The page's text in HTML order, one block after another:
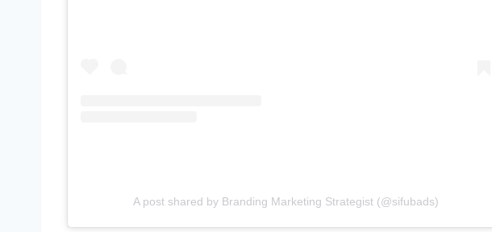
A post shared by Branding Marketing Strategist (@sifubads)